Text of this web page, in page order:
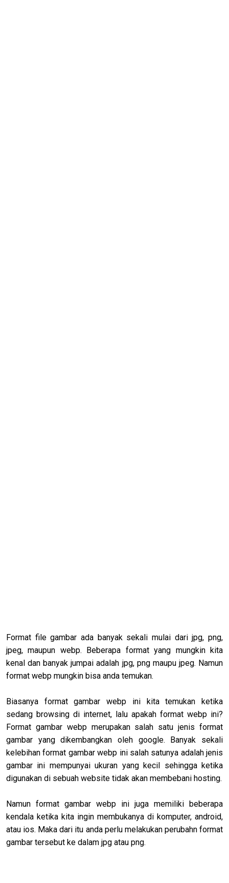
Format file gambar ada banyak sekali mulai dari jpg, png,
jpeg, maupun webp. Beberapa format yang mungkin kita
kenal dan banyak jumpai adalah jpg, png maupu jpeg. Namun
format webp mungkin bisa anda temukan.
Biasanya format gambar webp ini kita temukan ketika
sedang browsing di internet, lalu apakah format webp ini?
Format gambar webp merupakan salah satu jenis format
gambar yang dikembangkan oleh google. Banyak sekali
kelebihan format gambar webp ini salah satunya adalah jenis
gambar ini mempunyai ukuran yang kecil sehingga ketika
digunakan di sebuah website tidak akan membebani hosting.
Namun format gambar webp ini juga memiliki beberapa
kendala ketika kita ingin membukanya di komputer, android,
atau ios. Maka dari itu anda perlu melakukan perubahn format
gambar tersebut ke dalam jpg atau png.